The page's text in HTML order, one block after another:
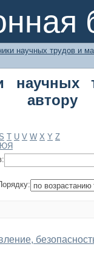
научных трудов и
научных
автору
T U V W X Y Z
ЮЯ